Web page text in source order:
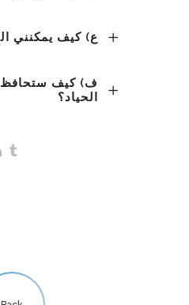
ع) كيف يمكنني
ف) كيف ستحافظ
الحياد؟